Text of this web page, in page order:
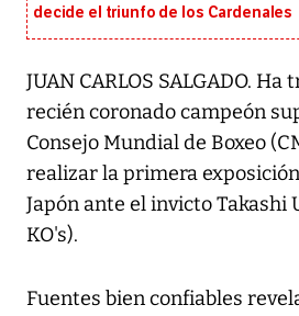
decide el triunfo de los Cardenales
JUAN CARLOS SALGADO.
recién coronado campeón
Consejo Mundial de Boxeo
realizar la primera
Japón ante el invicto Takashi
KO's).
Fuentes bien confiables